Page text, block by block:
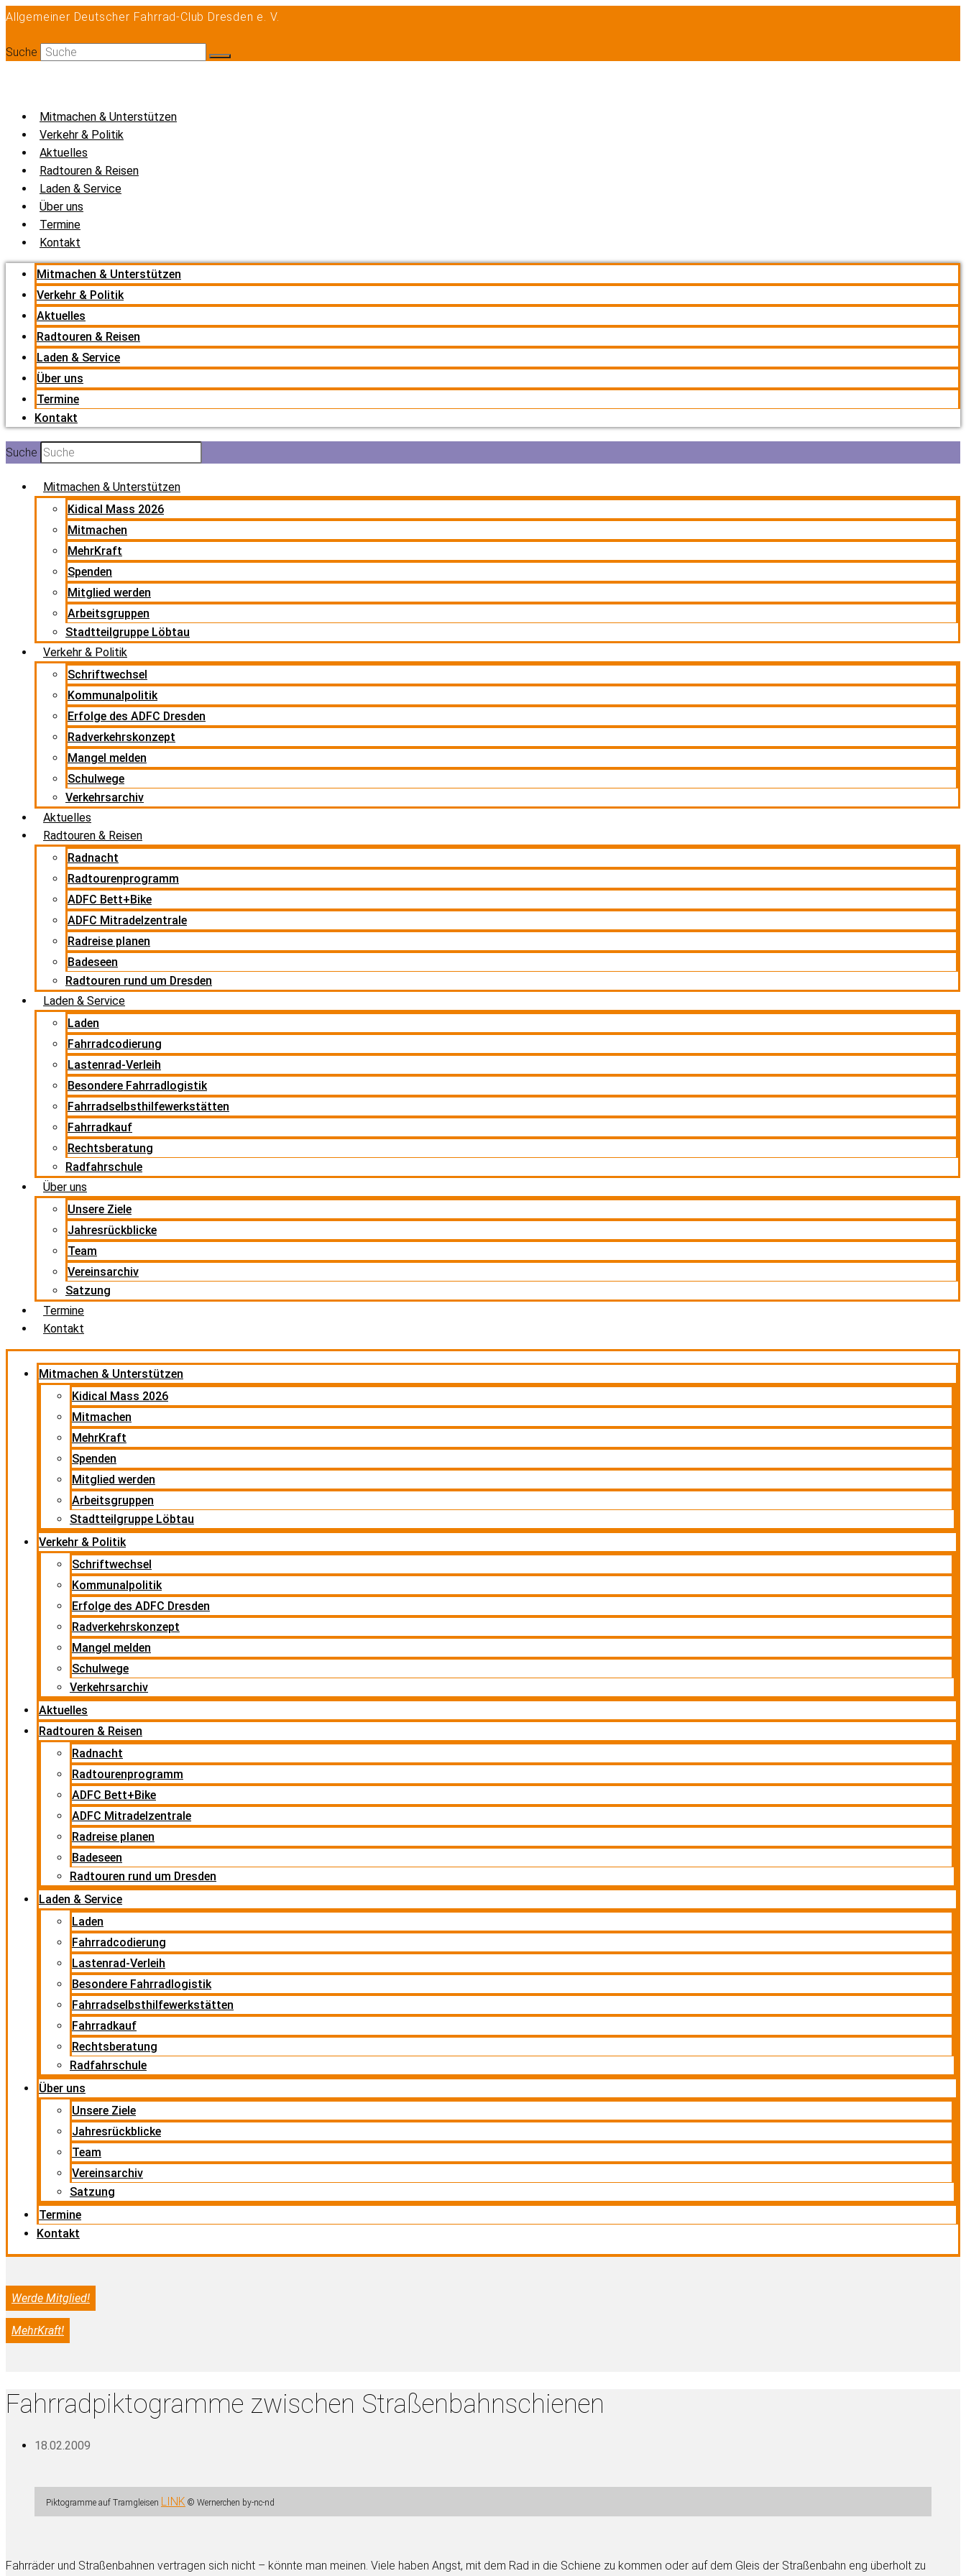
Zum
springen
Allgemeiner Deutscher Fahrrad-Club Dresden e. V.
Suche
Mitmachen & Unterstützen
Verkehr & Politik
Aktuelles
Radtouren & Reisen
Laden & Service
Über uns
Termine
Kontakt
Mitmachen & Unterstützen
Verkehr & Politik
Aktuelles
Radtouren & Reisen
Laden & Service
Über uns
Termine
Kontakt
Suche
Mitmachen & Unterstützen
Kidical Mass 2026
Mitmachen
MehrKraft
Spenden
Mitglied werden
Arbeitsgruppen
Stadtteilgruppe Löbtau
Verkehr & Politik
Schriftwechsel
Kommunalpolitik
Erfolge des ADFC Dresden
Radverkehrskonzept
Mangel melden
Schulwege
Verkehrsarchiv
Aktuelles
Radtouren & Reisen
Radnacht
Radtourenprogramm
ADFC Bett+Bike
ADFC Mitradelzentrale
Radreise planen
Badeseen
Radtouren rund um Dresden
Laden & Service
Laden
Fahrradcodierung
Lastenrad-Verleih
Besondere Fahrradlogistik
Fahrradselbsthilfewerkstätten
Fahrradkauf
Rechtsberatung
Radfahrschule
Über uns
Unsere Ziele
Jahresrückblicke
Team
Vereinsarchiv
Satzung
Termine
Kontakt
Mitmachen & Unterstützen
Kidical Mass 2026
Mitmachen
MehrKraft
Spenden
Mitglied werden
Arbeitsgruppen
Stadtteilgruppe Löbtau
Verkehr & Politik
Schriftwechsel
Kommunalpolitik
Erfolge des ADFC Dresden
Radverkehrskonzept
Mangel melden
Schulwege
Verkehrsarchiv
Aktuelles
Radtouren & Reisen
Radnacht
Radtourenprogramm
ADFC Bett+Bike
ADFC Mitradelzentrale
Radreise planen
Badeseen
Radtouren rund um Dresden
Laden & Service
Laden
Fahrradcodierung
Lastenrad-Verleih
Besondere Fahrradlogistik
Fahrradselbsthilfewerkstätten
Fahrradkauf
Rechtsberatung
Radfahrschule
Über uns
Unsere Ziele
Jahresrückblicke
Team
Vereinsarchiv
Satzung
Termine
Kontakt
Werde Mitglied!
MehrKraft!
Fahrradpiktogramme zwischen Straßenbahnschienen
18.02.2009
Piktogramme auf Tramgleisen LINK © Wernerchen by-nc-nd
Fahrräder und Straßenbahnen vertragen sich nicht – könnte man meinen. Viele haben Angst, mit dem Rad in die Schiene zu kommen oder auf dem Gleis der Straßenbahn eng überholt zu